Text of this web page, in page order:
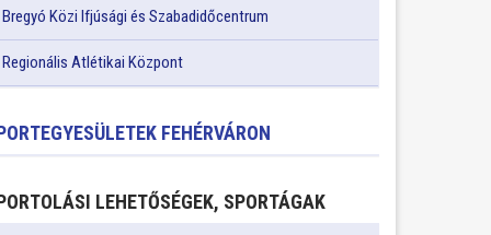
Bregyó Közi Ifjúsági és Szabadidőcentrum
Regionális Atlétikai Központ
FEHÉRVÁRON
LEHETŐSÉGEK, SPORTÁGAK